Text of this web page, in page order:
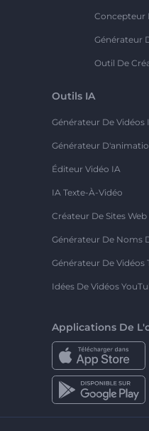
Concepteur
Générateur
Outil De
Outils IA
Générateur De Vidéos
Générateur
Éditeur Vidéo IA
IA Texte-À-Vidéo
Créateur De Sites Web
Générateur De Noms
Générateur De Vidéos
Idées De Vidéos
Applications De